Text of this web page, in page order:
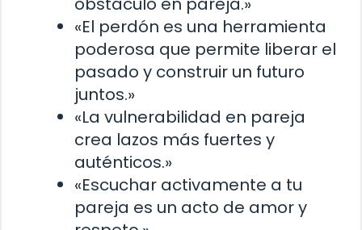
«El perdón es una herramienta
poderosa que permite liberar el
pasado y construir un futuro
juntos.»
«La vulnerabilidad en pareja
crea lazos más fuertes y
auténticos.»
«Escuchar activamente a tu
pareja es un acto de amor y